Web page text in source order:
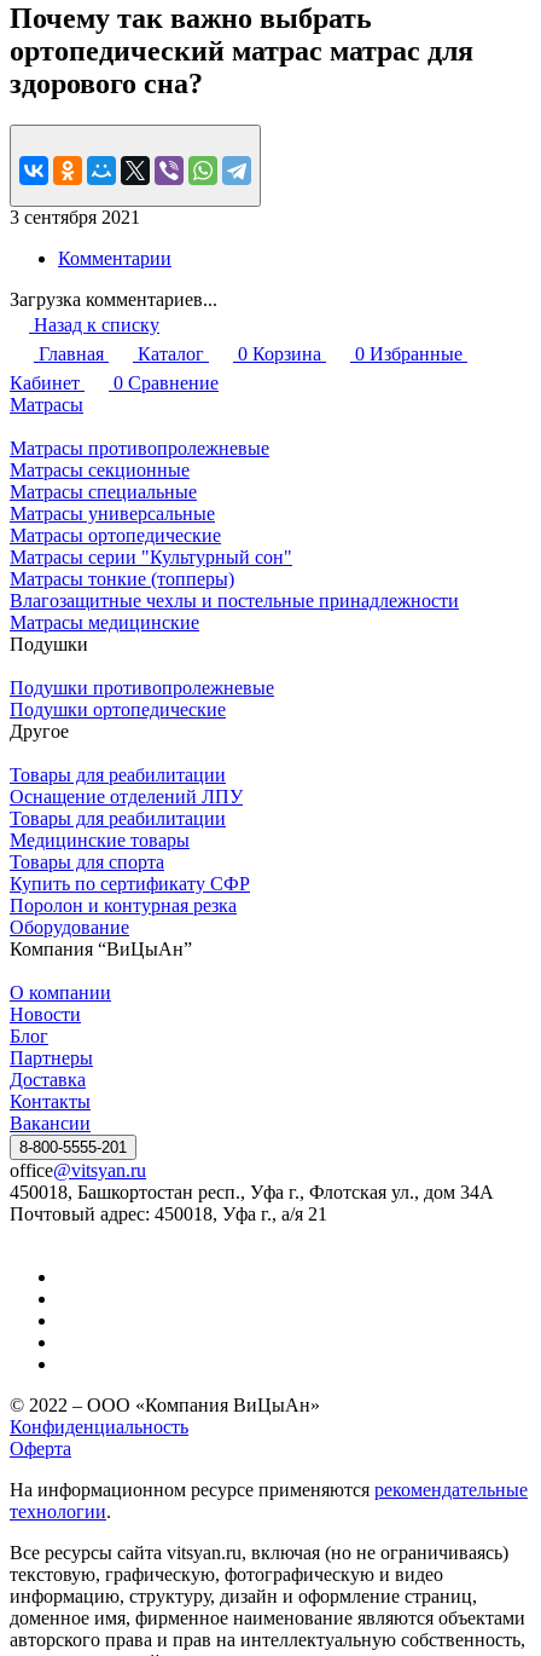
Почему так важно выбрать
ортопедический матрас матрас для
здорового сна?
3 сентября 2021
Комментарии
Загрузка комментариев...
Назад к списку
Главная
Каталог 0 Корзина 0 Избранные
Кабинет
0 Сравнение
Матрасы
Матрасы противопролежневые
Матрасы секционные
Матрасы специальные
Матрасы универсальные
Матрасы ортопедические
Матрасы серии "Культурный сон"
Матрасы тонкие (топперы)
Влагозащитные чехлы и постельные принадлежности
Матрасы медицинские
Подушки
Подушки противопролежневые
Подушки ортопедические
Другое
Товары для реабилитации
Оснащение отделений ЛПУ
Товары для реабилитации
Медицинские товары
Товары для спорта
Купить по сертификату СФР
Поролон и контурная резка
Оборудование
Компания “ВиЦыАн”
О компании
Новости
Блог
Партнеры
Доставка
Контакты
Вакансии
8-800-5555-201
office@vitsyan.ru
450018, Башкортостан респ., Уфа г., Флотская ул., дом 34А
Почтовый адрес: 450018, Уфа г., а/я 21
© 2022 – ООО «Компания ВиЦыАн»
Конфиденциальность
Оферта
На информационном ресурсе применяются рекомендательные
технологии.
Все ресурсы сайта vitsyan.ru, включая (но не ограничиваясь)
текстовую, графическую, фотографическую и видео
информацию, структуру, дизайн и оформление страниц,
доменное имя, фирменное наименование являются объектами
авторского права и прав на интеллектуальную собственность,